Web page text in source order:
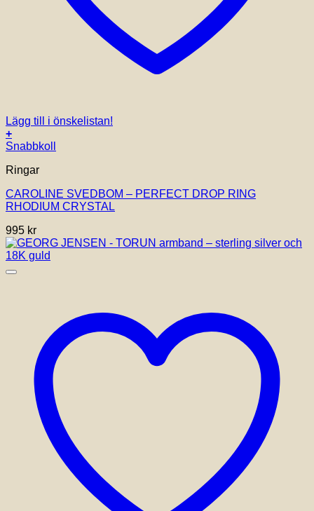
Lägg till i önskelistan!
+
Snabbkoll
Ringar
CAROLINE SVEDBOM – PERFECT DROP RING
RHODIUM CRYSTAL
995 kr